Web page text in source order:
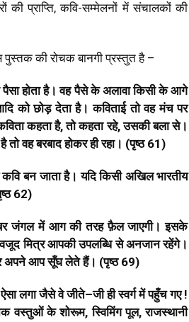
प्राप्ति, कवि-सम्मेलनों में संचालकों की
पुस्तक की रोचक बानगी प्रस्तुत है –
पैसा होता है। वह पैसे के अलावा किसी के आगे
को छोड़ देता है। कविताई तो वह मंच पर
कहता है,तो कहता रहे,उसकी बला से।
है तो वह बरबाद होकर ही रहा। (पृष्ठ61)
कवि बन जाता है। यदि किसी अखिल भारतीय
62)
जंगल में आग की तरह फ़ैल जाएगी। इसके
मित्र आपकी उपलब्धि से अनजान रहेंगे।
अपने आप सूँघ लेते हैं। (पृष्ठ69)
ऐसा लगा जैसे वे जीते–जी ही स्वर्ग में पहुँच गए!
वस्तुओं के शोरूम,स्विमिंग पूल,राजस्थानी